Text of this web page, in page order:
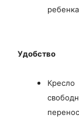
Удобство